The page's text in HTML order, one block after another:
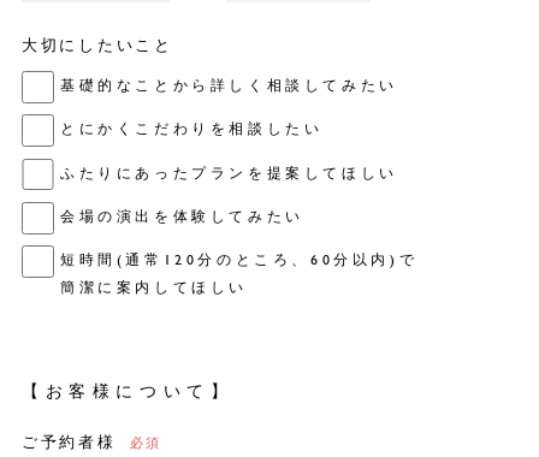
大切にしたいこと
基礎的なことから詳しく相談してみたい
とにかくこだわりを相談したい
ふたりにあったプランを提案してほしい
会場の演出を体験してみたい
短時間(通常120分のところ、60分以内)で
簡潔に案内してほしい
【お客様について】
ご予約者様